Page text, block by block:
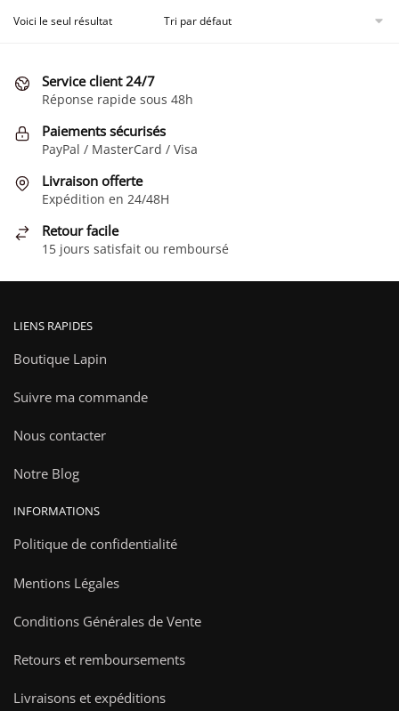
plusieurs
options
peuvent
être
choisies
la
du
produit
Voici le seul résultat
Service client 24/7
Réponse rapide sous 48h
Paiements sécurisés
PayPal / MasterCard / Visa
Livraison offerte
Expédition en 24/48H
Retour facile
15 jours satisfait ou remboursé
LIENS RAPIDES
Boutique Lapin
Suivre ma commande
Nous contacter
Notre Blog
INFORMATIONS
Politique de confidentialité
Mentions Légales
Conditions Générales de Vente
Retours et remboursements
Livraisons et expéditions